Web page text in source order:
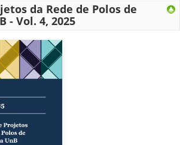
da Rede de Polos de
- Vol. 4, 2025